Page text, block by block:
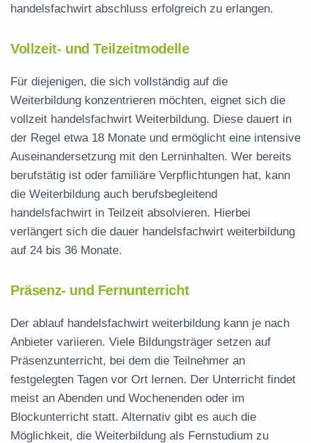
handelsfachwirt abschluss erfolgreich zu erlangen.
Vollzeit- und Teilzeitmodelle
Für diejenigen, die sich vollständig auf die
Weiterbildung konzentrieren möchten, eignet sich die
vollzeit handelsfachwirt Weiterbildung. Diese dauert in
der Regel etwa 18 Monate und ermöglicht eine intensive
Auseinandersetzung mit den Lerninhalten. Wer bereits
berufstätig ist oder familiäre Verpflichtungen hat, kann
die Weiterbildung auch berufsbegleitend
handelsfachwirt in Teilzeit absolvieren. Hierbei
verlängert sich die dauer handelsfachwirt weiterbildung
auf 24 bis 36 Monate.
Präsenz- und Fernunterricht
Der ablauf handelsfachwirt weiterbildung kann je nach
Anbieter variieren. Viele Bildungsträger setzen auf
Präsenzunterricht, bei dem die Teilnehmer an
festgelegten Tagen vor Ort lernen. Der Unterricht findet
meist an Abenden und Wochenenden oder im
Blockunterricht statt. Alternativ gibt es auch die
Möglichkeit, die Weiterbildung als Fernstudium zu